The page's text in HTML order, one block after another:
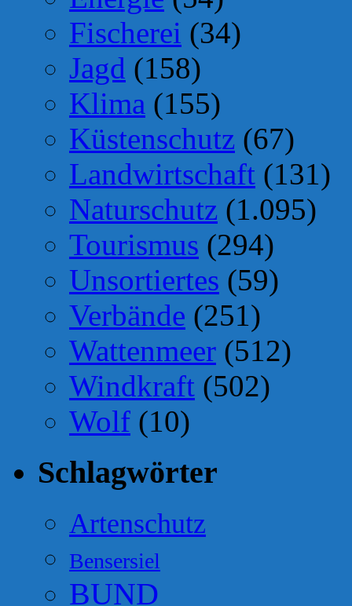
Fischerei (34)
Jagd (158)
Klima (155)
Küstenschutz (67)
Landwirtschaft (131)
Naturschutz (1.095)
Tourismus (294)
Unsortiertes (59)
Verbände (251)
Wattenmeer (512)
Windkraft (502)
Wolf (10)
Schlagwörter
Artenschutz
Bensersiel
BUND